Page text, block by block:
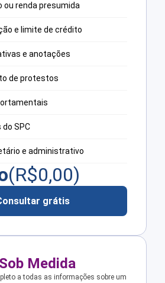
ou renda presumida
e limite de crédito
e anotações
de protestos
SPC
e administrativo
(R$0,00)
grátis
Medida
a todas as informações sobre um